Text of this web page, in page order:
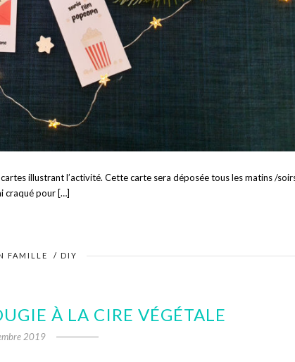
illustrant l’activité. Cette carte sera déposée tous les matins /
craqué pour […]
FAMILLE / DIY
À LA CIRE VÉGÉTALE
2019